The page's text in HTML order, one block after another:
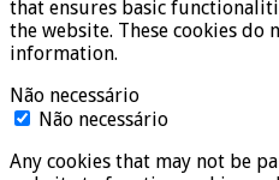
that ensures basic
the website. These cookies do
information.
Não necessário
Não necessário
Any cookies that may not be